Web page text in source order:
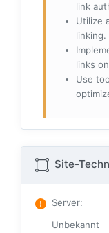
link
Utilize
linking.
links
Use
Site-
Server:
Unbekannt